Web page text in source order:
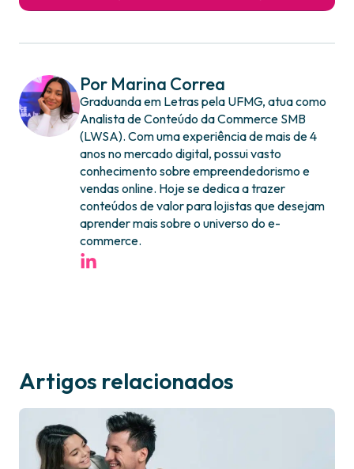
Por Marina Correa
Graduanda em Letras pela UFMG, atua como
Analista de Conteúdo da Commerce SMB
(LWSA). Com uma experiência de mais de 4
anos no mercado digital, possui vasto
conhecimento sobre empreendedorismo e
vendas online. Hoje se dedica a trazer
conteúdos de valor para lojistas que desejam
aprender mais sobre o universo do e-
commerce.
Artigos relacionados